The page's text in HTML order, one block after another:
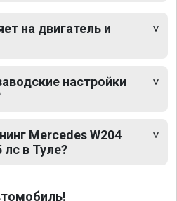
на двигатель и
настройки
Mercedes W204
лс в Туле?